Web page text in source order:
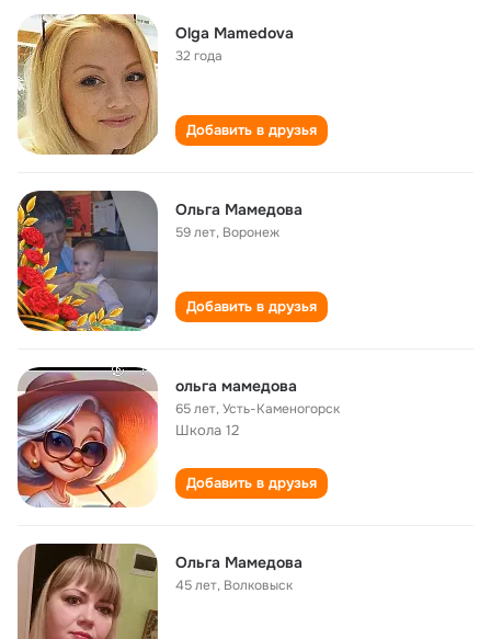
Olga Mamedova
32 года
Добавить в друзья
Ольга Мамедова
59 лет, Воронеж
Добавить в друзья
ольга мамедова
65 лет,Усть-Каменогорск
Школа 12
Добавить в друзья
Ольга Мамедова
45 лет, Волковыск